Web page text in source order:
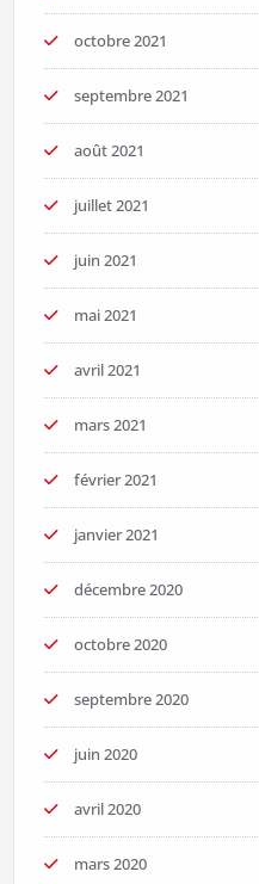
octobre 2021
septembre 2021
août 2021
juillet 2021
juin 2021
mai 2021
avril 2021
mars 2021
février 2021
janvier 2021
décembre 2020
octobre 2020
septembre 2020
juin 2020
avril 2020
mars 2020